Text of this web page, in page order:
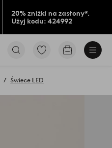
20% zniżki na zasłony*.
Użyj kodu: 424992
Przejdź
oznaczonych
Przejdź
Świece LED